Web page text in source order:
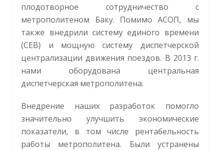
плодотворное сотрудничество с
метрополитеном Баку. Помимо АСОП, мы
также внедрили систему единого времени
(СЕВ) и мощную систему диспетчерской
централизации движения поездов. В 2013 г.
нами оборудована центральная
диспетчерская метрополитена.
Внедрение наших разработок помогло
значительно улучшить экономические
показатели, в том числе рентабельность
работы метрополитена. Были устранены